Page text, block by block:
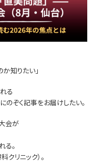
知りたい」
る
ぞく記事をお届けしたい。
会が
る。
リニック）。